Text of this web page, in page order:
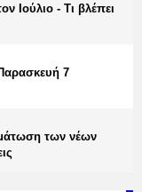
Ιούλιο - Τι βλέπει
7
των νέων